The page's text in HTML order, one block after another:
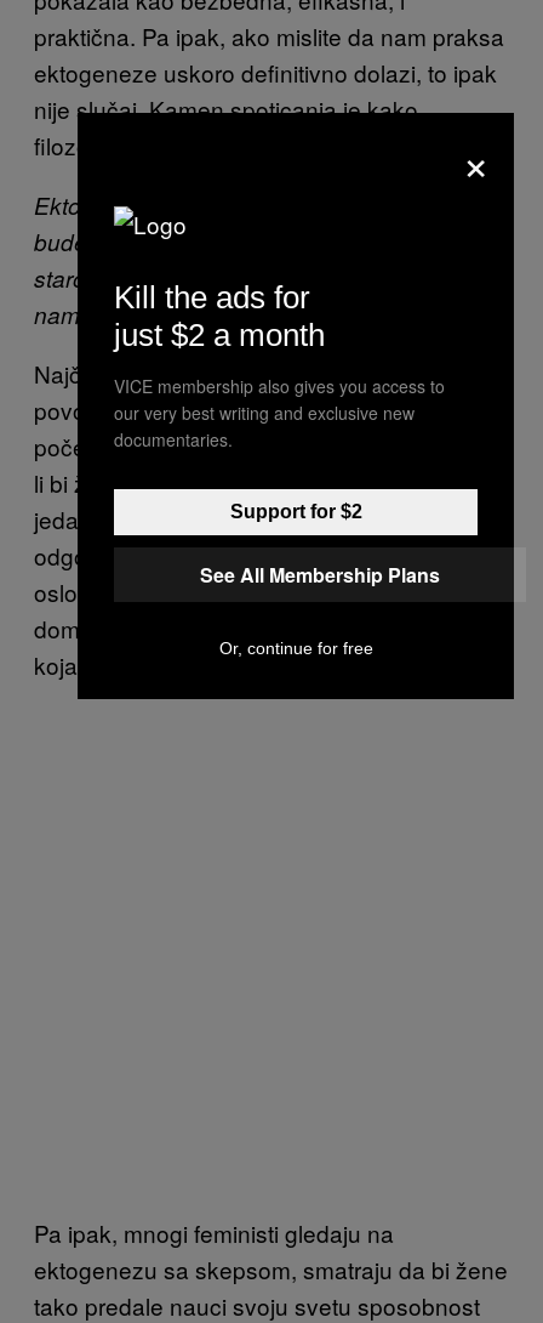
praktična. Pa ipak, ako mislite da nam praksa
ektogeneze uskoro definitivno dolazi, to ipak
nije slučaj. Kamen spoticanja je kako
filozofske tako i političke prirode.
Ektogeneza bi oslobodila ženu potrebe da
bude vezana za domaćinstvo i pomerila
starosnu granicu koja je majkama danas
nametnuta
Najčešće filozofsko pitanje koje se postavlja
povodom ektogeneze glasi: Da li bi društvo
počelo da drugačije gleda na ulogu žene? Da
li bi ženska mistika nestala ako bi je zamenio
jedan veštački proces? Ukratko rečeno,
odgovor je ne. Ektogeneza bi, naprotiv, samo
oslobodila ženu potrebe da bude vezana za
domaćinstvo, i pomerila starosnu granicu
koja je majkama danas nametnuta.
Pa ipak, mnogi feministi gledaju na
ektogenezu sa skepsom, smatraju da bi žene
tako predale nauci svoju svetu sposobnost
×
Kill the ads for
just $2 a month
VICE membership also gives you access to
our very best writing and exclusive new
documentaries.
Support for $2
See All Membership Plans
Or, continue for free